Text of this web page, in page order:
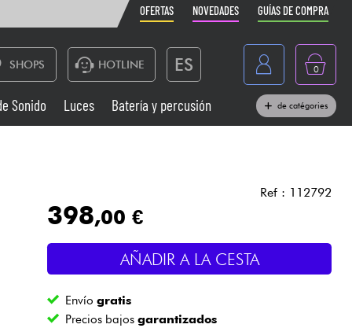
OFERTAS NOVEDADES GUÍAS DE COMPRA
SHOPS HOTLINE ES
France
Belgique
Nederland
0
Sistemas de Sonido
Vientos
Cables & Acces.
Sonido Luces Batería y percusión de catégories
Ref : 112792
398,00 €
AÑADIR A LA CESTA
Envíogratis
Precios bajosgarantizados